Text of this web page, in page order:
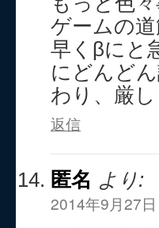
ゲームの
早くβにと
にどんど
わり、厳
返信
匿名 より:
2014年9月27